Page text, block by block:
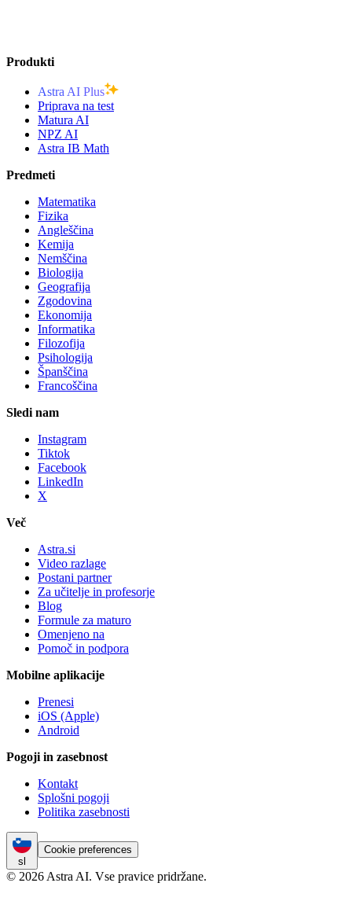
Produkti
Astra AI Plus
Priprava na test
Matura AI
NPZ AI
Astra IB Math
Predmeti
Matematika
Fizika
Angleščina
Kemija
Nemščina
Biologija
Geografija
Zgodovina
Ekonomija
Informatika
Filozofija
Psihologija
Španščina
Francoščina
Sledi nam
Instagram
Tiktok
Facebook
LinkedIn
X
Več
Astra.si
Video razlage
Postani partner
Za učitelje in profesorje
Blog
Formule za maturo
Omenjeno na
Pomoč in podpora
Mobilne aplikacije
Prenesi
iOS (Apple)
Android
Pogoji in zasebnost
Kontakt
Splošni pogoji
Politika zasebnosti
sl
Cookie preferences
© 2026 Astra AI. Vse pravice pridržane.